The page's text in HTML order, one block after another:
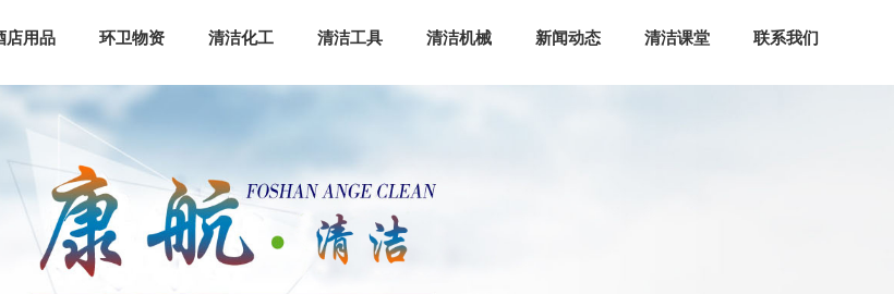
店用品 环卫物资 清洁化工 清洁工具 清洁机械 新闻动态 清洁课堂 联系我们